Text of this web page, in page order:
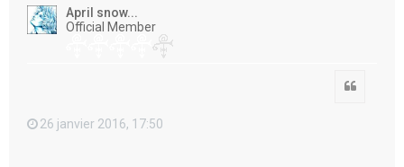
April snow...
Official Member
26 janvier 2016, 17:50